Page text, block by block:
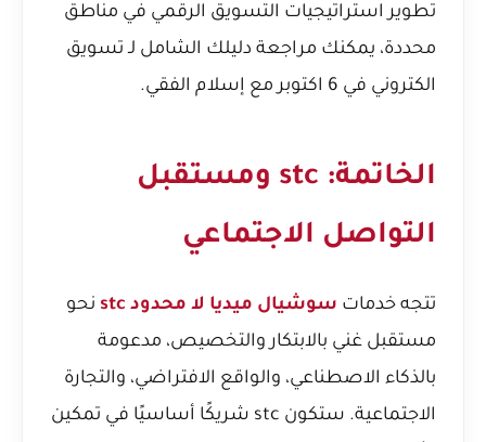
تطوير استراتيجيات التسويق الرقمي في مناطق
محددة، يمكنك مراجعة دليلك الشامل لـ تسويق
الكتروني في 6 اكتوبر مع إسلام الفقي
.
الخاتمة: stc ومستقبل
التواصل الاجتماعي
تتجه خدمات سوشيال ميديا لا محدود stc
نحو
مستقبل غني بالابتكار والتخصيص، مدعومة
بالذكاء الاصطناعي، والواقع الافتراضي، والتجارة
الاجتماعية. ستكون stc شريكًا أساسيًا في تمكين